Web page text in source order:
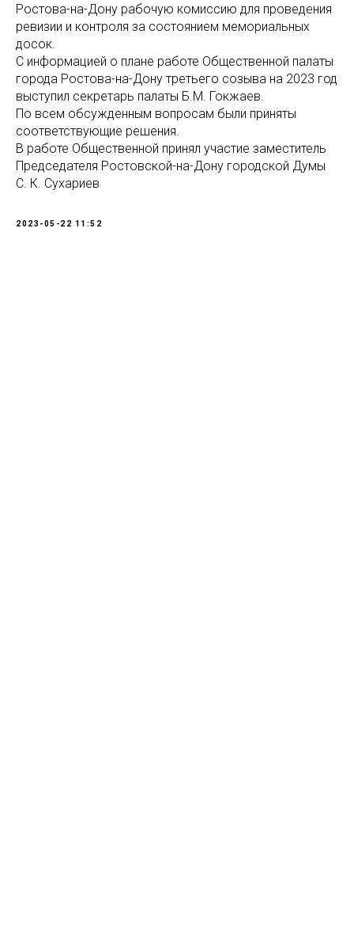
Ростова-на-Дону рабочую комиссию для проведения
ревизии и контроля за состоянием мемориальных
досок.
С информацией о плане работе Общественной палаты
города Ростова-на-Дону третьего созыва на 2023 год
выступил секретарь палаты Б.М. Гокжаев.
По всем обсужденным вопросам были приняты
соответствующие решения.
В работе Общественной принял участие заместитель
Председателя Ростовской-на-Дону городской Думы
С. К. Сухариев
2023-05-22 11:52